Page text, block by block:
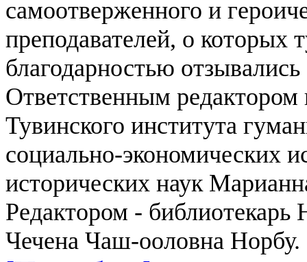
самоотверженного и
преподавателей, о которых
благодарностью
Ответственным редактором
Тувинского института
социально-экономических
исторических наук
Редактором -
Чечена Чаш-ооловна Норбу.